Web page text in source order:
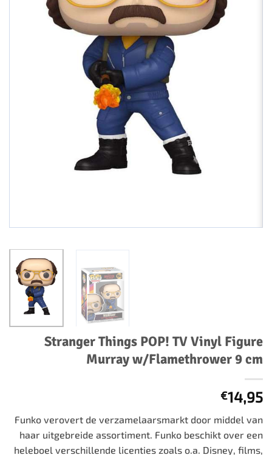
Stranger Things POP! TV Vinyl Figure
Murray w/Flamethrower 9 cm
€14,95
Funko verovert de verzamelaarsmarkt door middel van
haar uitgebreide assortiment. Funko beschikt over een
heleboel verschillende licenties zoals o.a. Disney, films,